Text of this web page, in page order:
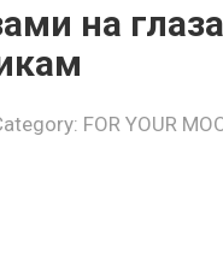
на
FOR YOUR